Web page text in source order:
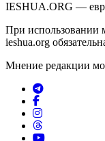
IESHUA.ORG —
При использовании
ieshua.org
Мнение редакции